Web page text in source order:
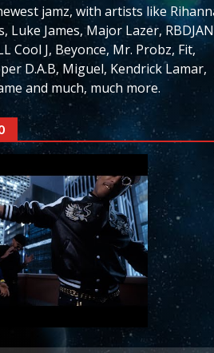
jamz, with artists like
Luke James, Major Lazer,
Cool J, Beyonce, Mr. Probz, Fit,
D.A.B, Miguel, Kendrick Lamar,
and much, much more.